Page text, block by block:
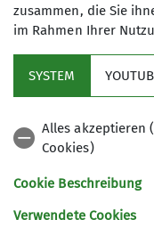
Kursstufe
Organisation
Details
Inklusionsklettern
zusammen, die Sie
im Rahmen Ihrer
SYSTEM
Alles akzeptieren
Cookies)
Cookie Beschreibung
Verwendete Cookies